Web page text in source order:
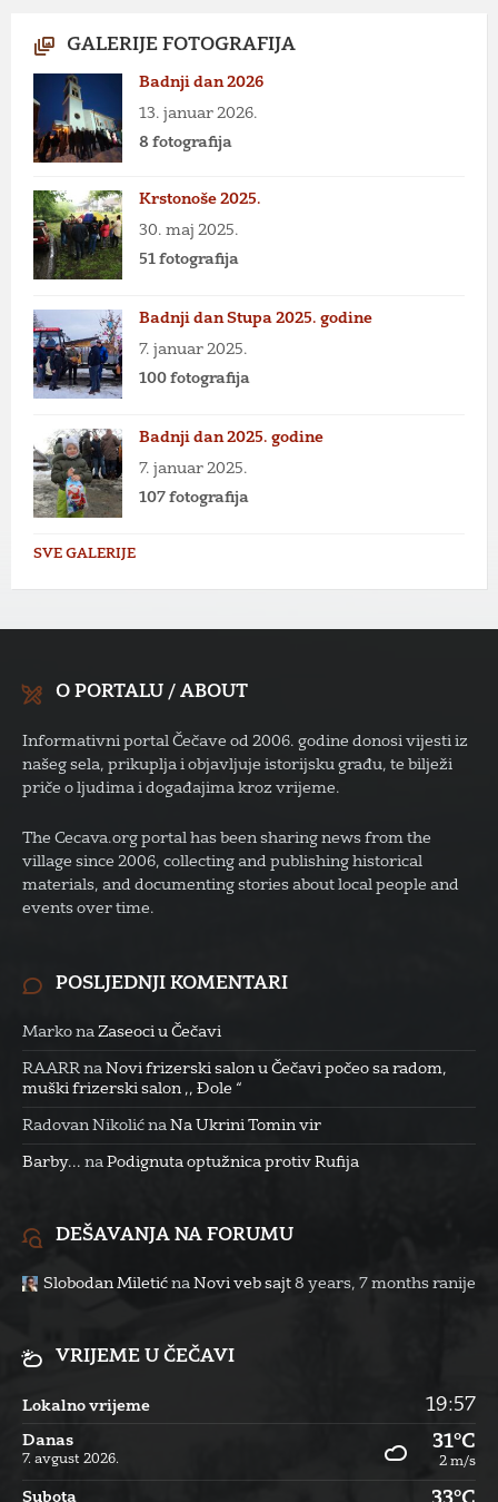
GALERIJE FOTOGRAFIJA
Badnji dan 2026
13. januar 2026.
8 fotografija
Krstonoše 2025.
30. maj 2025.
51 fotografija
Badnji dan Stupa 2025. godine
7. januar 2025.
100 fotografija
Badnji dan 2025. godine
7. januar 2025.
107 fotografija
SVE GALERIJE
O PORTALU / ABOUT
Informativni portal Čečave od 2006. godine donosi vijesti iz
našeg sela, prikuplja i objavljuje istorijsku građu, te bilježi
priče o ljudima i događajima kroz vrijeme.
The Cecava.org portal has been sharing news from the
village since 2006, collecting and publishing historical
materials, and documenting stories about local people and
events over time.
POSLJEDNJI KOMENTARI
Marko na Zaseoci u Čečavi
RAARR na Novi frizerski salon u Čečavi počeo sa radom,
muški frizerski salon ,, Đole “
Radovan Nikolić na Na Ukrini Tomin vir
Barby... na Podignuta optužnica protiv Rufija
DEŠAVANJA NA FORUMU
Slobodan Miletić na Novi veb sajt 8 years, 7 months ranije
VRIJEME U ČEČAVI
Lokalno vrijeme 19:57
Danas
7. avgust 2026.
31°C
2 m/s
Subota